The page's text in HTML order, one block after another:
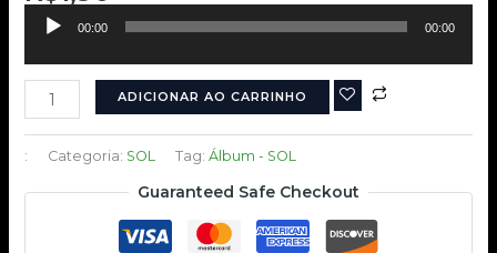
Tocador
áudio
00:00 00:00
ADICIONAR AO CARRINHO
: Categoria: SOL Tag: Álbum - SOL
Guaranteed Safe Checkout